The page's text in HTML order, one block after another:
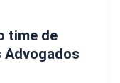
time de